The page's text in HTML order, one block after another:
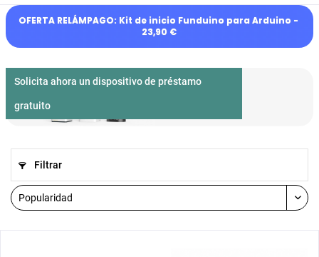
OFERTA RELÁMPAGO: Kit de inicio Funduino para Arduino -
23,90 €
Solicita ahora un dispositivo de préstamo
gratuito
Filtrar